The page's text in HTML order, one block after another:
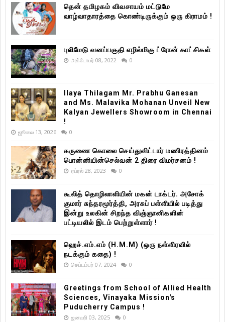
தென் தமிழகம் விவசாயம் மட்டுமே
வாழ்வாதாரத்தை கொண்டிருக்கும் ஒரு கிராமம் !
புலிமேடு வனப்பகுதி எழில்மிகு ட்ரோன் காட்சிகள்
அக்டோபர் 08, 2022 0
Ilaya Thilagam Mr. Prabhu Ganesan
and Ms. Malavika Mohanan Unveil New
Kalyan Jewellers Showroom in Chennai
!
ஜூலை 13, 2026 0
கருணை கொலை செய்துவிட்டார் மணிரத்தினம்
பொன்னியின்செல்வன் 2 திரை விமர்சனம் !
ஏப்ரல் 28, 2023 0
கூலித் தொழிலாளியின் மகன் டாக்டர். அசோக்
குமார் சுந்தரமூர்த்தி, அரசுப் பள்ளியில் படித்து
இன்று உலகின் சிறந்த விஞ்ஞானிகளின்
பட்டியலில் இடம் பெற்றுள்ளார் !
ஹெச்.எம்.எம் (H.M.M) (ஒரு நள்ளிரவில்
நடக்கும் கதை) !
செப்டம்பர் 07, 2024 0
Greetings from School of Allied Health
Sciences, Vinayaka Mission's
Puducherry Campus !
ஜனவரி 03, 2025 0